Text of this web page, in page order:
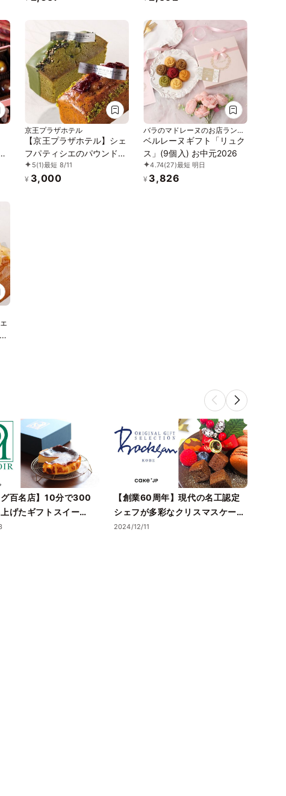
京王プラザホテル
【京王プラザホテル】シェ
フパティシエのパウンドケ
ーキセット＜チェリーとポ
ピーシード＆抹茶＞
5(1)最短 8/11
¥ 3,000
バラのマドレーヌのお店ランジ
ェラ
ベルレーヌギフト「リュク
ス」(9個入) お中元2026
4.74(27)最短 明日
¥ 3,826
グ百名店】10分で300
げたギフトスイー
広尾の人気フレンチレ
【創業60周年】現代の名工認定
シェフが多彩なクリスマスケー
キ・ギフトスイーツを手掛ける
2024/12/11